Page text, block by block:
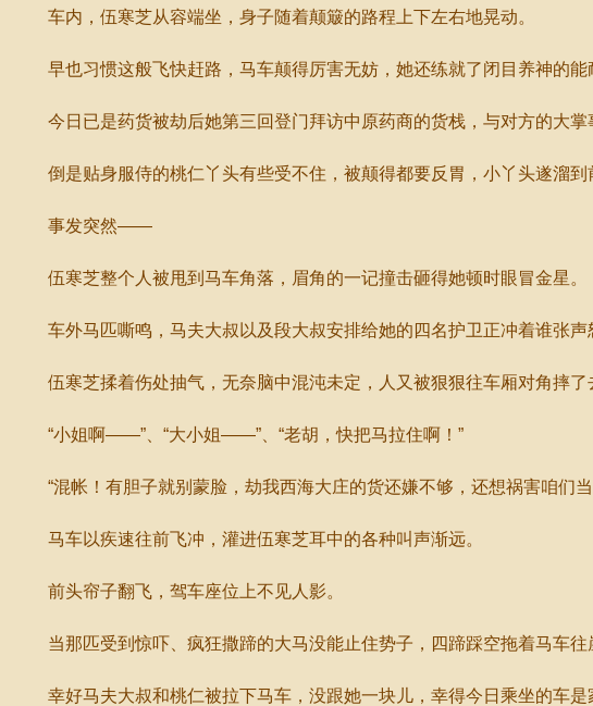
车内，伍寒芝从容端坐，身子随着颠簸的路程上下左右地晃动。
早也习惯这般飞快赶路，马车颠得厉害无妨，她还练就了闭目养神的能
今日已是药货被劫后她第三回登门拜访中原药商的货栈，与对方的大掌
倒是贴身服侍的桃仁丫头有些受不住，被颠得都要反胃，小丫头遂溜到
事发突然——
伍寒芝整个人被甩到马车角落，眉角的一记撞击砸得她顿时眼冒金星。
车外马匹嘶鸣，马夫大叔以及段大叔安排给她的四名护卫正冲着谁张声
伍寒芝揉着伤处抽气，无奈脑中混沌未定，人又被狠狠往车厢对角摔了
“小姐啊——”、“大小姐——”、“老胡，快把马拉住啊！”
“混帐！有胆子就别蒙脸，劫我西海大庄的货还嫌不够，还想祸害咱们当
马车以疾速往前飞冲，灌进伍寒芝耳中的各种叫声渐远。
前头帘子翻飞，驾车座位上不见人影。
当那匹受到惊吓、疯狂撒蹄的大马没能止住势子，四蹄踩空拖着马车
幸好马夫大叔和桃仁被拉下马车，没跟她一块儿，幸得今日乘坐的车